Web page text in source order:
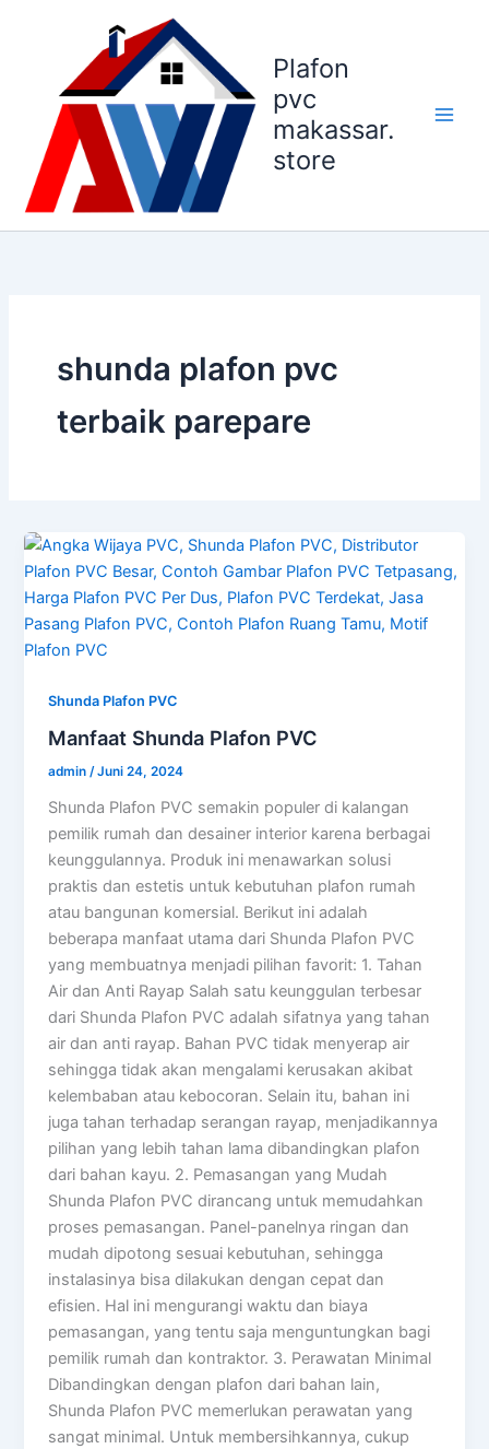
Plafon
pvc
makassar.
store
shunda plafon pvc
terbaik parepare
Shunda Plafon PVC
Manfaat Shunda Plafon PVC
admin/Juni 24, 2024
Shunda Plafon PVC semakin populer di kalangan
pemilik rumah dan desainer interior karena berbagai
keunggulannya. Produk ini menawarkan solusi
praktis dan estetis untuk kebutuhan plafon rumah
atau bangunan komersial. Berikut ini adalah
beberapa manfaat utama dari Shunda Plafon PVC
yang membuatnya menjadi pilihan favorit: 1. Tahan
Air dan Anti Rayap Salah satu keunggulan terbesar
dari Shunda Plafon PVC adalah sifatnya yang tahan
air dan anti rayap. Bahan PVC tidak menyerap air
sehingga tidak akan mengalami kerusakan akibat
kelembaban atau kebocoran. Selain itu, bahan ini
juga tahan terhadap serangan rayap, menjadikannya
pilihan yang lebih tahan lama dibandingkan plafon
dari bahan kayu. 2. Pemasangan yang Mudah
Shunda Plafon PVC dirancang untuk memudahkan
proses pemasangan. Panel-panelnya ringan dan
mudah dipotong sesuai kebutuhan, sehingga
instalasinya bisa dilakukan dengan cepat dan
efisien. Hal ini mengurangi waktu dan biaya
pemasangan, yang tentu saja menguntungkan bagi
pemilik rumah dan kontraktor. 3. Perawatan Minimal
Dibandingkan dengan plafon dari bahan lain,
Shunda Plafon PVC memerlukan perawatan yang
sangat minimal. Untuk membersihkannya, cukup